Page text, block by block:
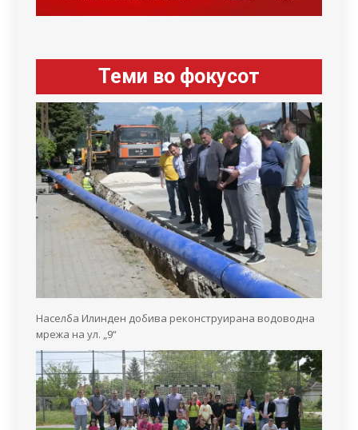
Теми во фокусот
Населба Илинден добива реконструирана водоводна
мрежа на ул. „9“